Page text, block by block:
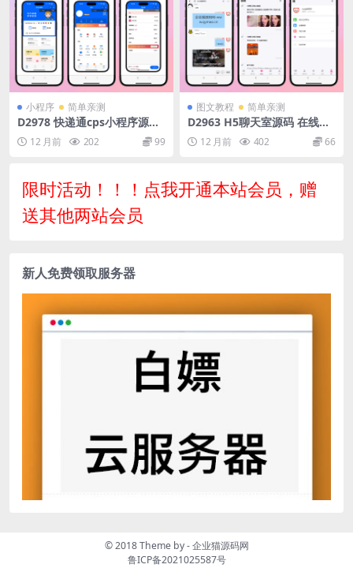
小程序 简单亲测
D2978 快递通cps小程序源码-
搭建及视频教程-快递分销代理
12 月前 202 99
图文教程 简单亲测
D2963 H5聊天室源码 在线聊
天聊天室源码 陌陌 爱聊 源码
开源不加密
12 月前 402 66
限时活动！！！点我开通本站会员，赠
送其他两站会员
新人免费领取服务器
© 2018 Theme by -企业猫源码网
鲁ICP备2021025587号